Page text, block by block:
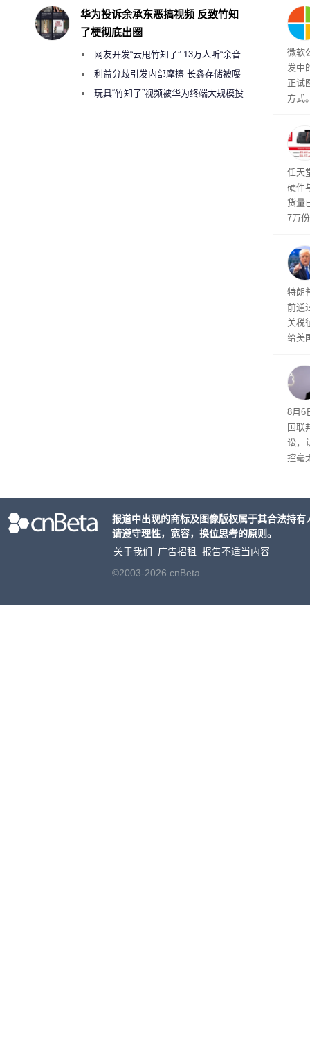
然》
微软
发中
正试
方式
a）
发工
注。
界》
任天
硬件
货量
7万
特朗
前通
关税
给美
A）
入的
8月6
国联
讼，
控毫
华为投诉余承东恶搞视频 反致竹知
了梗彻底出圈
网友开发“云甩竹知了” 13万人听“余音
绕梁”利益分歧引发内部摩擦 长鑫存储被曝
曾将华为驻场工程师驱逐出研发基地
玩具“竹知了”视频被华为终端大规模投
报道中出现的商标及图像版权属于其合法持
请遵守理性，宽容，换位思考的原则。
关于我们
广告招租
报告不适当内容
©2003-2026 cnBeta